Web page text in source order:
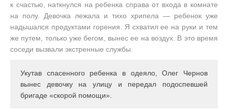
к счастью, наткнулся на ребенка справа от входа в комнате
на полу. Девочка лежала и тихо хрипела — ребенок уже
надышался продуктами горения. Я схватил ее на руки и тем
же путем, только уже бегом, вынес ее на воздух. В это время
соседи вызвали экстренные службы.
Укутав спасенного ребенка в одеяло, Олег Чернов
вынес девочку на улицу и передал подоспевшей
бригаде «скорой помощи».